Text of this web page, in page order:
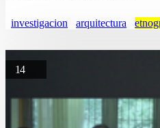
investigacion arquitectura
14